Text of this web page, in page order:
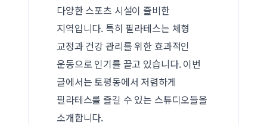
다양한 스포츠 시설이 즐비한
지역입니다. 특히 필라테스는 체형
교정과 건강 관리를 위한 효과적인
운동으로 인기를 끌고 있습니다. 이번
글에서는 토평동에서 저렴하게
필라테스를 즐길 수 있는 스튜디오들을
소개합니다.